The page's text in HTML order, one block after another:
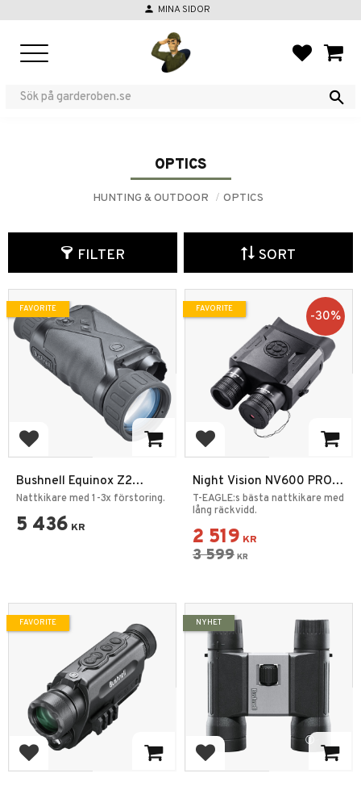
person MINA SIDOR
OPTICS
HUNTING & OUTDOOR OPTICS
FILTER SORT
Add to favorites
Bushnell Equinox Z2
6x50mm Night Vision
Mörkerkikare
Nattkikare med 1-3x förstoring.
5 436 KR
FAVORITE
Add to favorites
Night Vision NV600 PRO
HD Digital Kikare 300m
T-EAGLE:s bästa nattkikare med
lång räckvidd.
2 519 KR
3 599 KR
30%
FAVORITE
Add to favorites
FAVORITE
Add to favorites
NYHET